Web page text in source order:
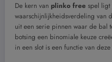
De kern van plinko free spel
waarschijnlijkheidsverdeling van
uit een serie pinnen waar de bal
botsing een binomiale keuze
in een slot is een functie van